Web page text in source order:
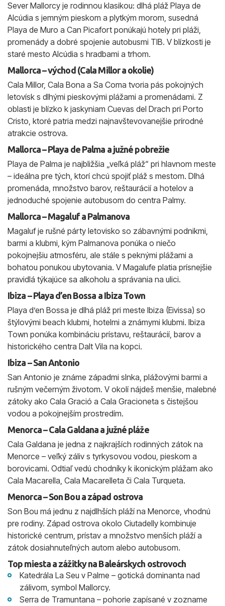
Sever Mallorcy je rodinnou klasikou: dlhá pláž Playa de
Alcúdia s jemným pieskom a plytkým morom, susedná
Playa de Muro a Can Picafort ponúkajú hotely pri pláži,
promenády a dobré spojenie autobusmi TIB. V blízkosti je
staré mesto Alcúdia s hradbami a trhom.
Mallorca – východ (Cala Millor a okolie)
Cala Millor, Cala Bona a Sa Coma tvoria pás pokojných
letovísk s dlhými pieskovými plážami a promenádami. Z
oblasti je blízko k jaskyniam Cuevas del Drach pri Porto
Cristo, ktoré patria medzi najnavštevovanejšie prírodné
atrakcie ostrova.
Mallorca – Playa de Palma a južné pobrežie
Playa de Palma je najbližšia „veľká pláž“ pri hlavnom meste
– ideálna pre tých, ktorí chcú spojiť pláž s mestom. Dlhá
promenáda, množstvo barov, reštaurácií a hotelov a
jednoduché spojenie autobusom do centra Palmy.
Mallorca – Magaluf a Palmanova
Magaluf je rušné párty letovisko so zábavnými podnikmi,
barmi a klubmi, kým Palmanova ponúka o niečo
pokojnejšiu atmosféru, ale stále s peknými plážami a
bohatou ponukou ubytovania. V Magalufe platia prísnejšie
pravidlá týkajúce sa alkoholu a správania na ulici.
Ibiza – Playa d’en Bossa a Ibiza Town
Playa d’en Bossa je dlhá pláž pri meste Ibiza (Eivissa) so
štýlovými beach klubmi, hotelmi a známymi klubmi. Ibiza
Town ponúka kombináciu prístavu, reštaurácií, barov a
historického centra Dalt Vila na kopci.
Ibiza – San Antonio
San Antonio je známe západmi slnka, plážovými barmi a
rušným večerným životom. V okolí nájdeš menšie, malebné
zátoky ako Cala Gració a Cala Gracioneta s čistejšou
vodou a pokojnejším prostredím.
Menorca – Cala Galdana a južné pláže
Cala Galdana je jedna z najkrajších rodinných zátok na
Menorce – veľký záliv s tyrkysovou vodou, pieskom a
borovicami. Odtiaľ vedú chodníky k ikonickým plážam ako
Cala Macarella, Cala Macarelleta či Cala Turqueta.
Menorca – Son Bou a západ ostrova
Son Bou má jednu z najdlhších pláží na Menorce, vhodnú
pre rodiny. Západ ostrova okolo Ciutadelly kombinuje
historické centrum, prístav a množstvo menších pláží a
zátok dosiahnuteľných autom alebo autobusom.
Top miesta a zážitky na Baleárskych ostrovoch
Katedrála La Seu v Palme – gotická dominanta nad
zálivom, symbol Mallorcy.
Serra de Tramuntana – pohorie zapísané v zozname